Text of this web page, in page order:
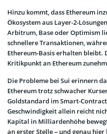
Hinzu kommt, dass Ethereum
Ökosystem aus Layer-2-
Arbitrum, Base oder Optimism
schnellere Transaktionen,
Ethereum-Basis erhalten
Kritikpunkt an Ethereum
Die Probleme bei Sui erinnern
Ethereum trotz schwacher
Goldstandard im Smart-
Geschwindigkeit allein reicht
Kapital in Milliardenhöhe
an erster Stelle – und genau